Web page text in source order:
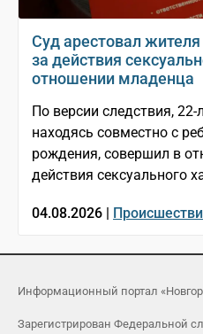
Суд арестовал
за действия
отношении младенца
По версии следствия, 22-
находясь совместно с
рождения, совершил в
действия сексуального
04.08.2026 |
Информационный портал
Зарегистрирован Федеральной